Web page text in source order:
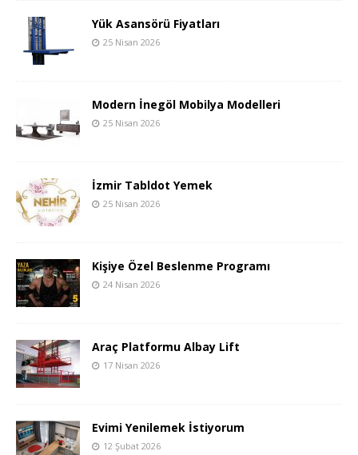
Yük Asansörü Fiyatları
25 Nisan 2026
Modern İnegöl Mobilya Modelleri
25 Nisan 2026
İzmir Tabldot Yemek
25 Nisan 2026
Kişiye Özel Beslenme Programı
24 Nisan 2026
Araç Platformu Albay Lift
17 Nisan 2026
Evimi Yenilemek İstiyorum
12 Şubat 2026